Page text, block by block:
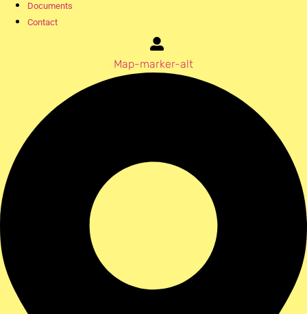
Documents
Contact
Map-marker-alt